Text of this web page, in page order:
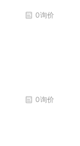
0询价
0询价